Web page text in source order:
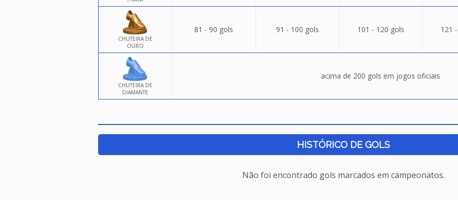
CHUTEIRA DE
OURO
81 - 90 gols 91 - 100 gols 101 - 120 gols 121
CHUTEIRA DE
DIAMANTE
acima de 200 gols em jogos oficiais
HISTÓRICO DE GOLS
Não foi encontrado gols marcados em campeonatos.